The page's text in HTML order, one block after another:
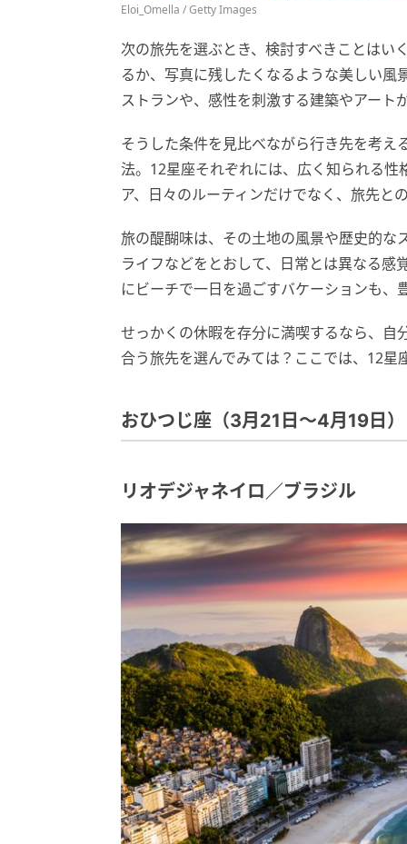
Eloi_Omella / Getty Images
次の旅先を選ぶとき、検討すべきことはい
るか、写真に残したくなるような美しい
ストランや、感性を刺激する建築やアー
そうした条件を見比べながら行き先を考
法。12星座それぞれには、広く知られる
ア、日々のルーティンだけでなく、旅先と
旅の醍醐味は、その土地の風景や歴史的な
ライフなどをとおして、日常とは異なる
にビーチで一日を過ごすバケーションも、
せっかくの休暇を存分に満喫するなら、自
合う旅先を選んでみては？ここでは、12
おひつじ座（3月21日〜4月19日）
リオデジャネイロ／ブラジル